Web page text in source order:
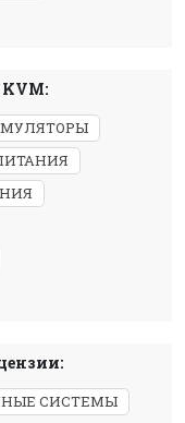
СИСТЕМЫ